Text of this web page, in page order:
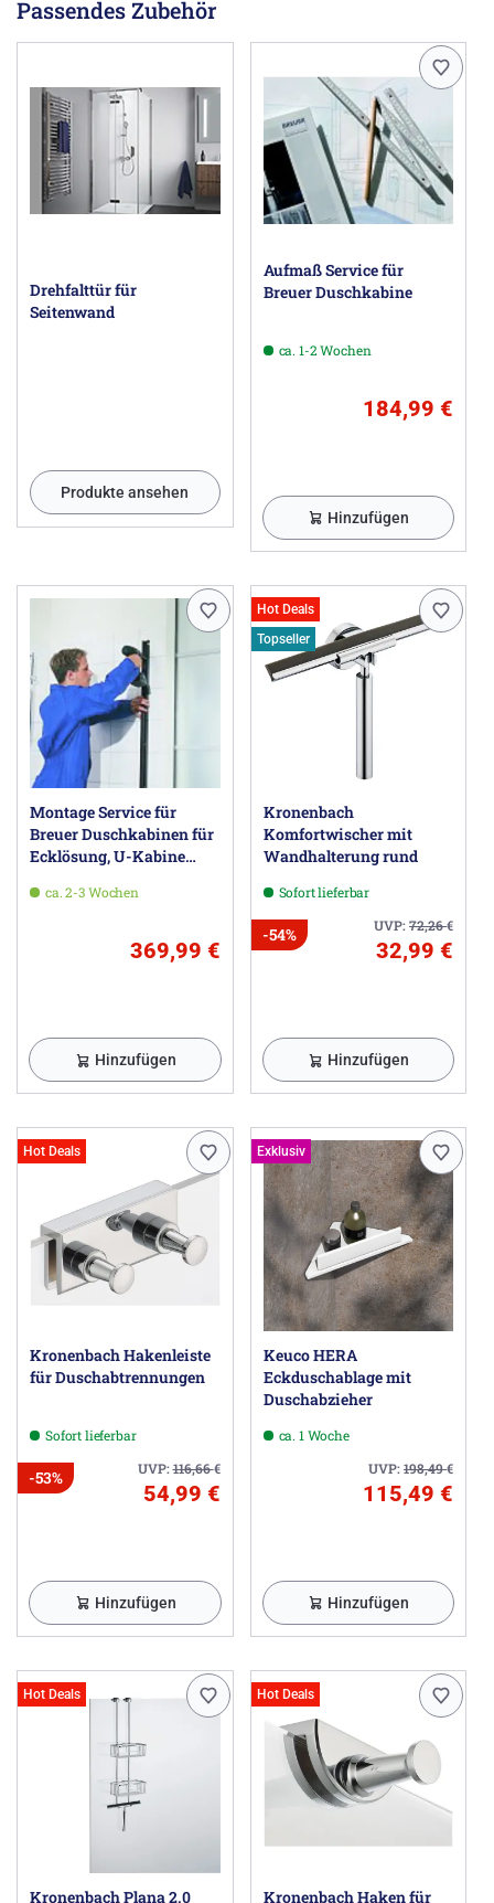
Passendes Zubehör
Drehfalttür für
Seitenwand
Produkte ansehen
Aufmaß Service für
Breuer Duschkabine
ca. 1-2 Wochen
184,99 €
Hinzufügen
Montage Service für
Breuer Duschkabinen für
Ecklösung, U-Kabine
ca. 2-3 Wochen
369,99 €
Hinzufügen
Hot Deals
Topseller
Kronenbach
Komfortwischer mit
Wandhalterung rund
Sofort lieferbar
UVP:72,26€
-54%
32,99 €
Hinzufügen
Hot Deals
Kronenbach Hakenleiste
für Duschabtrennungen
Sofort lieferbar
UVP:116,66€
-53%
54,99 €
Hinzufügen
Exklusiv
Keuco HERA
Eckduschablage mit
Duschabzieher
ca. 1 Woche
UVP:198,49€
115,49 €
Hinzufügen
Hot Deals
Kronenbach Plana 2.0
Hot Deals
Kronenbach Haken für